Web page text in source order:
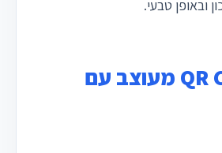
ובאופן טבעי.
הפקת QR Code מעוצב עם